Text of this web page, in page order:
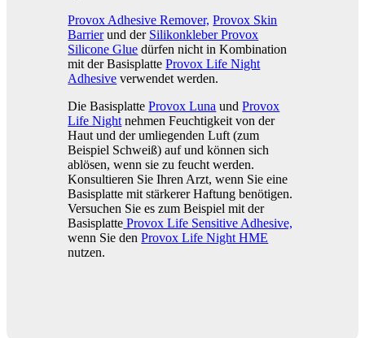
Provox Adhesive Remover, Provox Skin
Barrierund der Silikonkleber Provox
Silicone Glue dürfen nicht in Kombination
mit der BasisplatteProvox Life Night
Adhesive verwendet werden.
Die BasisplatteProvox Luna undProvox
Life Night nehmen Feuchtigkeit von der
Haut und der umliegenden Luft (zum
Beispiel Schweiß) auf und können sich
ablösen, wenn sie zu feucht werden.
Konsultieren Sie Ihren Arzt, wenn Sie eine
Basisplatte mit stärkerer Haftung benötigen.
Versuchen Sie es zum Beispiel mit der
Basisplatte Provox Life Sensitive Adhesive,
wenn Sie denProvox Life Night HME
nutzen.